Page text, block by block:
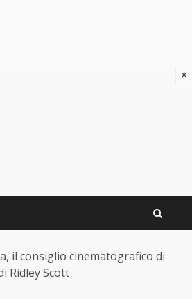
il consiglio cinematografico di
Ridley Scott
×